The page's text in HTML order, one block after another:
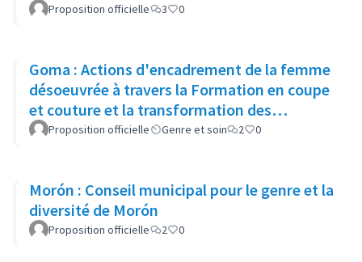
Proposition officielle 3 0
Goma : Actions d'encadrement de la femme
désoeuvrée à travers la Formation en coupe
et couture et la transformation des
saucissons
Proposition officielle Genre et soin 2 0
Morón : Conseil municipal pour le genre et la
diversité de Morón
Proposition officielle 2 0